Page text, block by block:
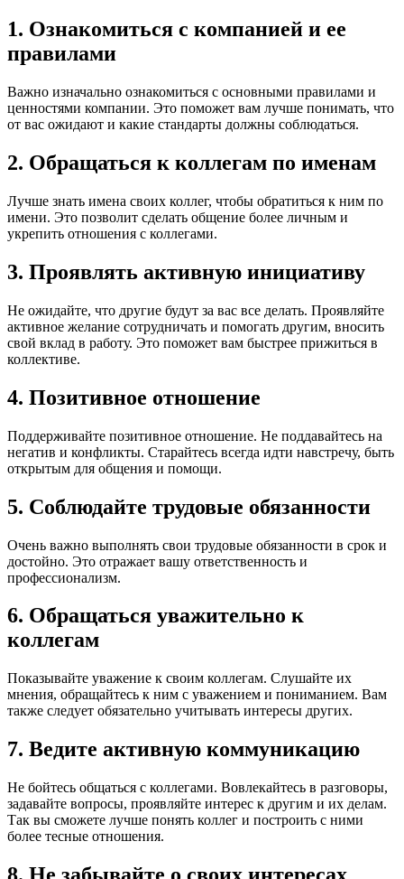
1. Ознакомиться с компанией и ее
правилами
Важно изначально ознакомиться с основными правилами и
ценностями компании. Это поможет вам лучше понимать, что
от вас ожидают и какие стандарты должны соблюдаться.
2. Обращаться к коллегам по именам
Лучше знать имена своих коллег, чтобы обратиться к ним по
имени. Это позволит сделать общение более личным и
укрепить отношения с коллегами.
3. Проявлять активную инициативу
Не ожидайте, что другие будут за вас все делать. Проявляйте
активное желание сотрудничать и помогать другим, вносить
свой вклад в работу. Это поможет вам быстрее прижиться в
коллективе.
4. Позитивное отношение
Поддерживайте позитивное отношение. Не поддавайтесь на
негатив и конфликты. Старайтесь всегда идти навстречу, быть
открытым для общения и помощи.
5. Соблюдайте трудовые обязанности
Очень важно выполнять свои трудовые обязанности в срок и
достойно. Это отражает вашу ответственность и
профессионализм.
6. Обращаться уважительно к
коллегам
Показывайте уважение к своим коллегам. Слушайте их
мнения, обращайтесь к ним с уважением и пониманием. Вам
также следует обязательно учитывать интересы других.
7. Ведите активную коммуникацию
Не бойтесь общаться с коллегами. Вовлекайтесь в разговоры,
задавайте вопросы, проявляйте интерес к другим и их делам.
Так вы сможете лучше понять коллег и построить с ними
более тесные отношения.